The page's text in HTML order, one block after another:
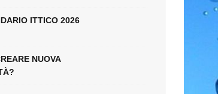
ITTICO 2026
NUOVA